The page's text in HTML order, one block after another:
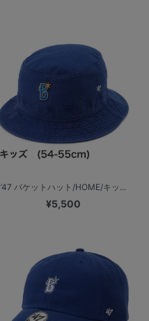
’47 バケットハット/HOME/キッ...
¥5,500